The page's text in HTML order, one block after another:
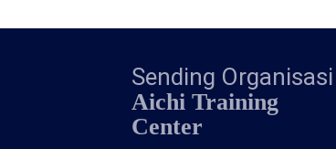
Sending Organisasi
Aichi Training
Center